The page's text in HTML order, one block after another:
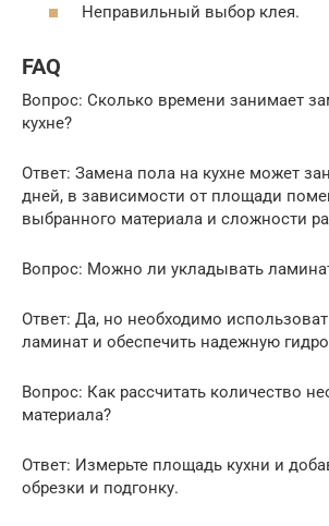
Неправильный выбор клея.
FAQ
Вопрос: Сколько времени занимает
кухне?
Ответ: Замена пола на кухне может
дней, в зависимости от площади
выбранного материала и сложности
Вопрос: Можно ли укладывать
Ответ: Да, но необходимо
ламинат и обеспечить надежную
Вопрос: Как рассчитать количество
материала?
Ответ: Измерьте площадь кухни и
обрезки и подгонку.